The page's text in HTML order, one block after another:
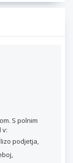
S polnim
v:
podjetja,